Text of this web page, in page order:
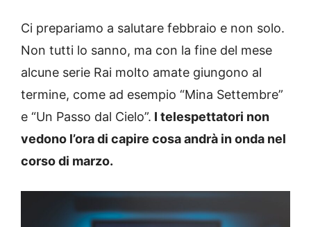
Ci prepariamo a salutare febbraio e non solo.
Non tutti lo sanno, ma con la fine del mese
alcune serie Rai molto amate giungono al
termine, come ad esempio “Mina Settembre”
e “Un Passo dal Cielo”. I telespettatori non
vedono l’ora di capire cosa andrà in onda nel
corso di marzo.